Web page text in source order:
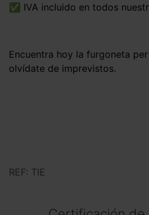
✅ IVA incluido en todos
Encuentra hoy la furgoneta
olvídate de imprevistos.
REF: TIE